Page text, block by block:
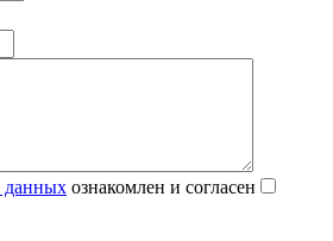
данных ознакомлен и согласен